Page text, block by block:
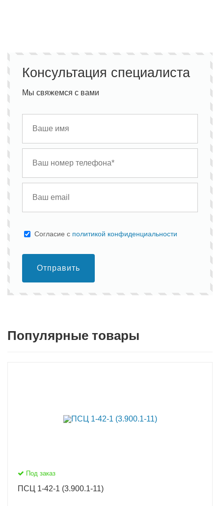
Консультация специалиста
Мы свяжемся с вами
Cогласие с политикой конфиденциальности
Отправить
Популярные товары
Под заказ
ПСЦ 1-42-1 (3.900.1-11)